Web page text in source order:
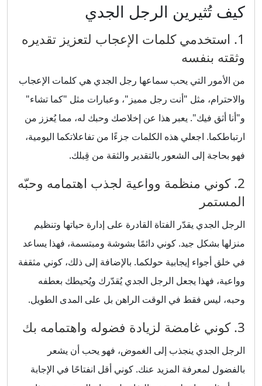
كيف تُثيرين الرجل الجدي
1. استخدمي كلمات الإعجاب لتعزيز تقديره
وثقته بنفسه
من الأمور التي يحب سماعها رجل الجدي هي كلمات الإعجاب
والاحترام، مثل "أنت رجل مميز"، وعبارات مثل "كما تشاء"
و"أنا أثق فيك". يعبر هذا عن إخلاصك وحبك له، مما يُعزز من
ارتباطكما. اجعلي هذه الكلمات جزءًا من تفاعلاتكما اليومية،
فهو بحاجة إلى الشعور بالتقدير والثقة من قِبلك.
2. كوني منظمة وواعية لجذب اهتمامه وحبّه
المستمر
الرجل الجدي يقدّر الفتاة القادرة على إدارة حياتها وتنظيم
منزلها بشكل جيد. كوني دائمًا بشوشة ومبتسمة، فهذا يساعد
في خلق أجواء إيجابية حولكما. بالإضافة إلى ذلك، كوني مثقفة
وواعية، فهذا يجعل الرجل الجدي يُقدّرك ويُحيطك بعطفه
وحبه، ليس فقط في الوقت الراهن بل على المدى الطويل.
3. كوني غامضة لزيادة فضوله واهتمامه بك
الرجل الجدي ينجذب إلى الغموض، فهو يحب أن يشعر
بالفضول لمعرفة المزيد عنك. كوني أقل انفتاحًا في الإجابة